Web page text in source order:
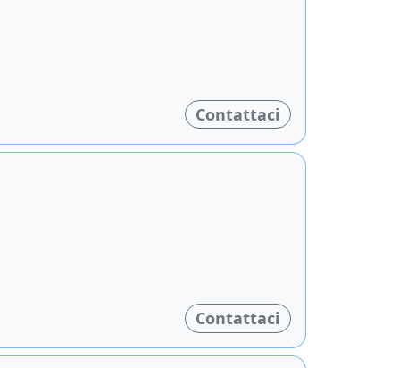
Contattaci
Contattaci